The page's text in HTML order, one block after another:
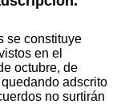
se constituye
en el
octubre, de
adscrito
no surtirán